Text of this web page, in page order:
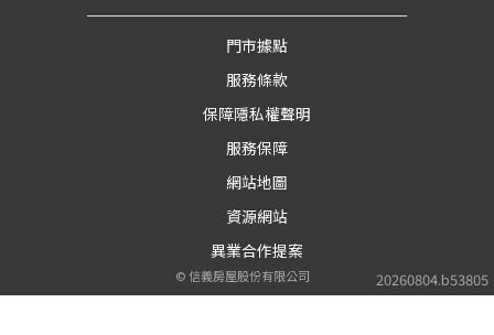
20260804.b53805
門市據點
服務條款
保障隱私權聲明
服務保障
網站地圖
資源網站
異業合作提案
©信義房屋股份有限公司